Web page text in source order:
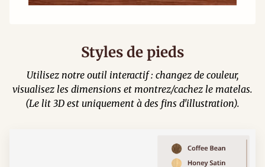
Styles de pieds
Utilisez notre outil interactif : changez de couleur,
visualisez les dimensions et montrez/cachez le matelas.
(Le lit 3D est uniquement à des fins d'illustration).